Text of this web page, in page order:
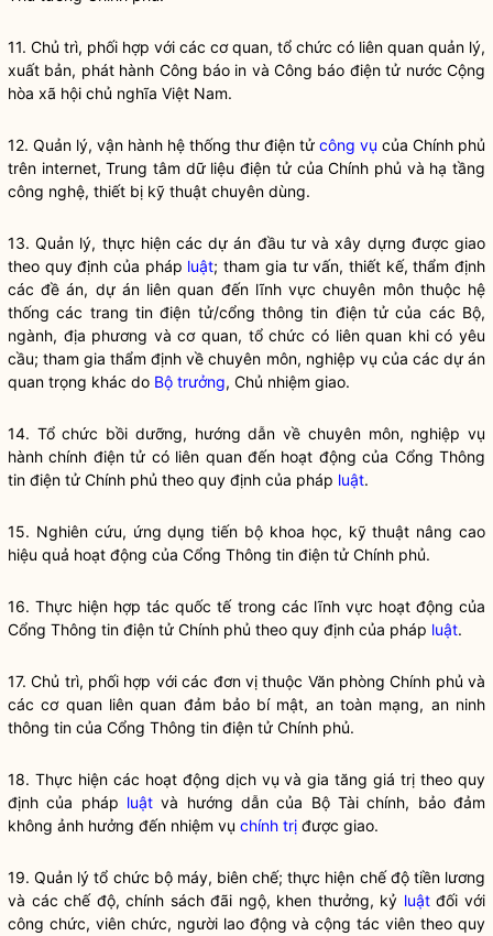
11. Chủ trì, phối hợp với các cơ quan, tổ chức có liên quan quản lý,
xuất bản, phát hành Công báo in và Công báo điện tử nước Cộng
hòa xã hội chủ nghĩa Việt Nam.
12. Quản lý, vận hành hệ thống thư điện tử công vụ của Chính phủ
trên internet, Trung tâm dữ liệu điện tử của Chính phủ và hạ tầng
công nghệ, thiết bị kỹ thuật chuyên dùng.
13. Quản lý, thực hiện các dự án đầu tư và xây dựng được giao
theo quy định của pháp luật; tham gia tư vấn, thiết kế, thẩm định
các đề án, dự án liên quan đến lĩnh vực chuyên môn thuộc hệ
thống các trang tin điện tử/cổng thông tin điện tử của các Bộ,
ngành, địa phương và cơ quan, tổ chức có liên quan khi có yêu
cầu; tham gia thẩm định về chuyên môn, nghiệp vụ của các dự án
quan trọng khác do Bộ trưởng, Chủ nhiệm giao.
14. Tổ chức bồi dưỡng, hướng dẫn về chuyên môn, nghiệp vụ
hành chính điện tử có liên quan đến hoạt động của Cổng Thông
tin điện tử Chính phủ theo quy định của pháp luật.
15. Nghiên cứu, ứng dụng tiến bộ khoa học, kỹ thuật nâng cao
hiệu quả hoạt động của Cổng Thông tin điện tử Chính phủ.
16. Thực hiện hợp tác quốc tế trong các lĩnh vực hoạt động của
Cổng Thông tin điện tử Chính phủ theo quy định của pháp luật.
17. Chủ trì, phối hợp với các đơn vị thuộc Văn phòng Chính phủ và
các cơ quan liên quan đảm bảo bí mật, an toàn mạng, an ninh
thông tin của Cổng Thông tin điện tử Chính phủ.
18. Thực hiện các hoạt động dịch vụ và gia tăng giá trị theo quy
định của pháp luật và hướng dẫn của Bộ Tài chính, bảo đảm
không ảnh hưởng đến nhiệm vụ chính trị được giao.
19. Quản lý tổ chức bộ máy, biên chế; thực hiện chế độ tiền lương
và các chế độ, chính sách đãi ngộ, khen thưởng, kỷ luậtđối với
công chức, viên chức, người lao động và cộng tác viên theo quy